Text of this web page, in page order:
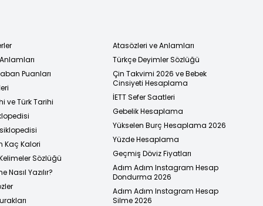
Puanları
ve Türk Tarihi
Kaç Kalori
Sözlüğü
Nasıl Yazılır?
Atasözleri ve Anlamları
Türkçe Deyimler Sözlüğü
Çin Takvimi 2026 ve Bebek
Cinsiyeti Hesaplama
İETT Sefer Saatleri
Gebelik Hesaplama
Yükselen Burç Hesaplama 2026
Yüzde Hesaplama
Geçmiş Döviz Fiyatları
Adım Adım Instagram Hesap
Dondurma 2026
Adım Adım Instagram Hesap
Silme 2026